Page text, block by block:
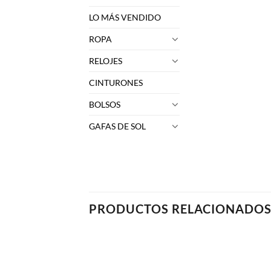
LO MÁS VENDIDO
ROPA
RELOJES
CINTURONES
BOLSOS
GAFAS DE SOL
PRODUCTOS RELACIONADOS